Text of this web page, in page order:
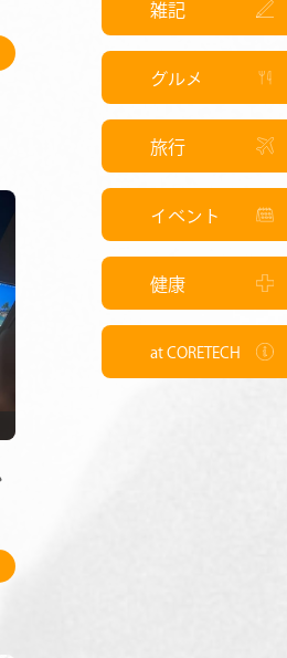
雑記
グルメ
旅行
イベント
健康
at CORETECH